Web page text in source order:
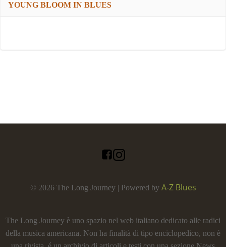
YOUNG BLOOM IN BLUES
© 2026 The Long Journey | Powered by A-Z Blues
The Long Journey è uno spazio nel web italiano dedicato alle radici
della musica americana. Non ha finalità di tipo enciclopedico, non è